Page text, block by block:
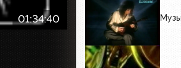
01:34:40